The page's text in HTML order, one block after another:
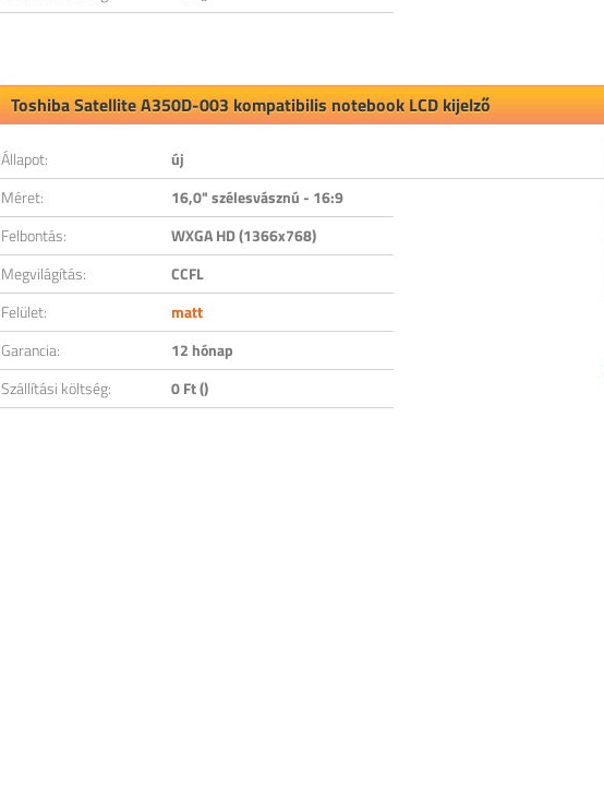
Toshiba Satellite A350D-003 kompatibilis notebook LCD kijelző
Állapot:
új
Méret:
16,0" szélesvásznú - 16:9
Felbontás:
WXGA HD (1366x768)
Megvilágítás:
CCFL
Felület:
matt
Garancia:
12 hónap
Szállítási költség:
0 Ft ()